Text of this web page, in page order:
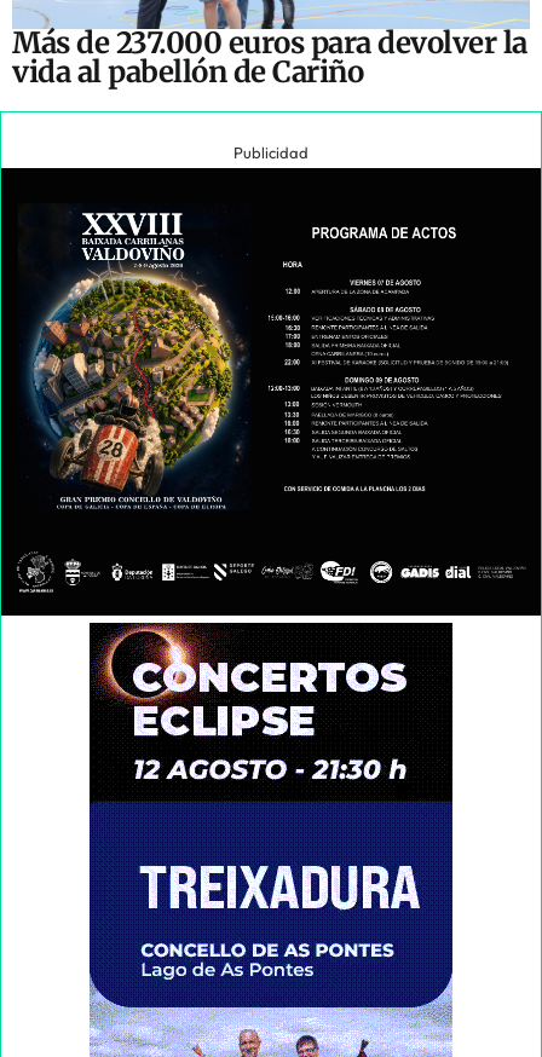
Más de 237.000 euros para devolver la
vida al pabellón de Cariño
Publicidad